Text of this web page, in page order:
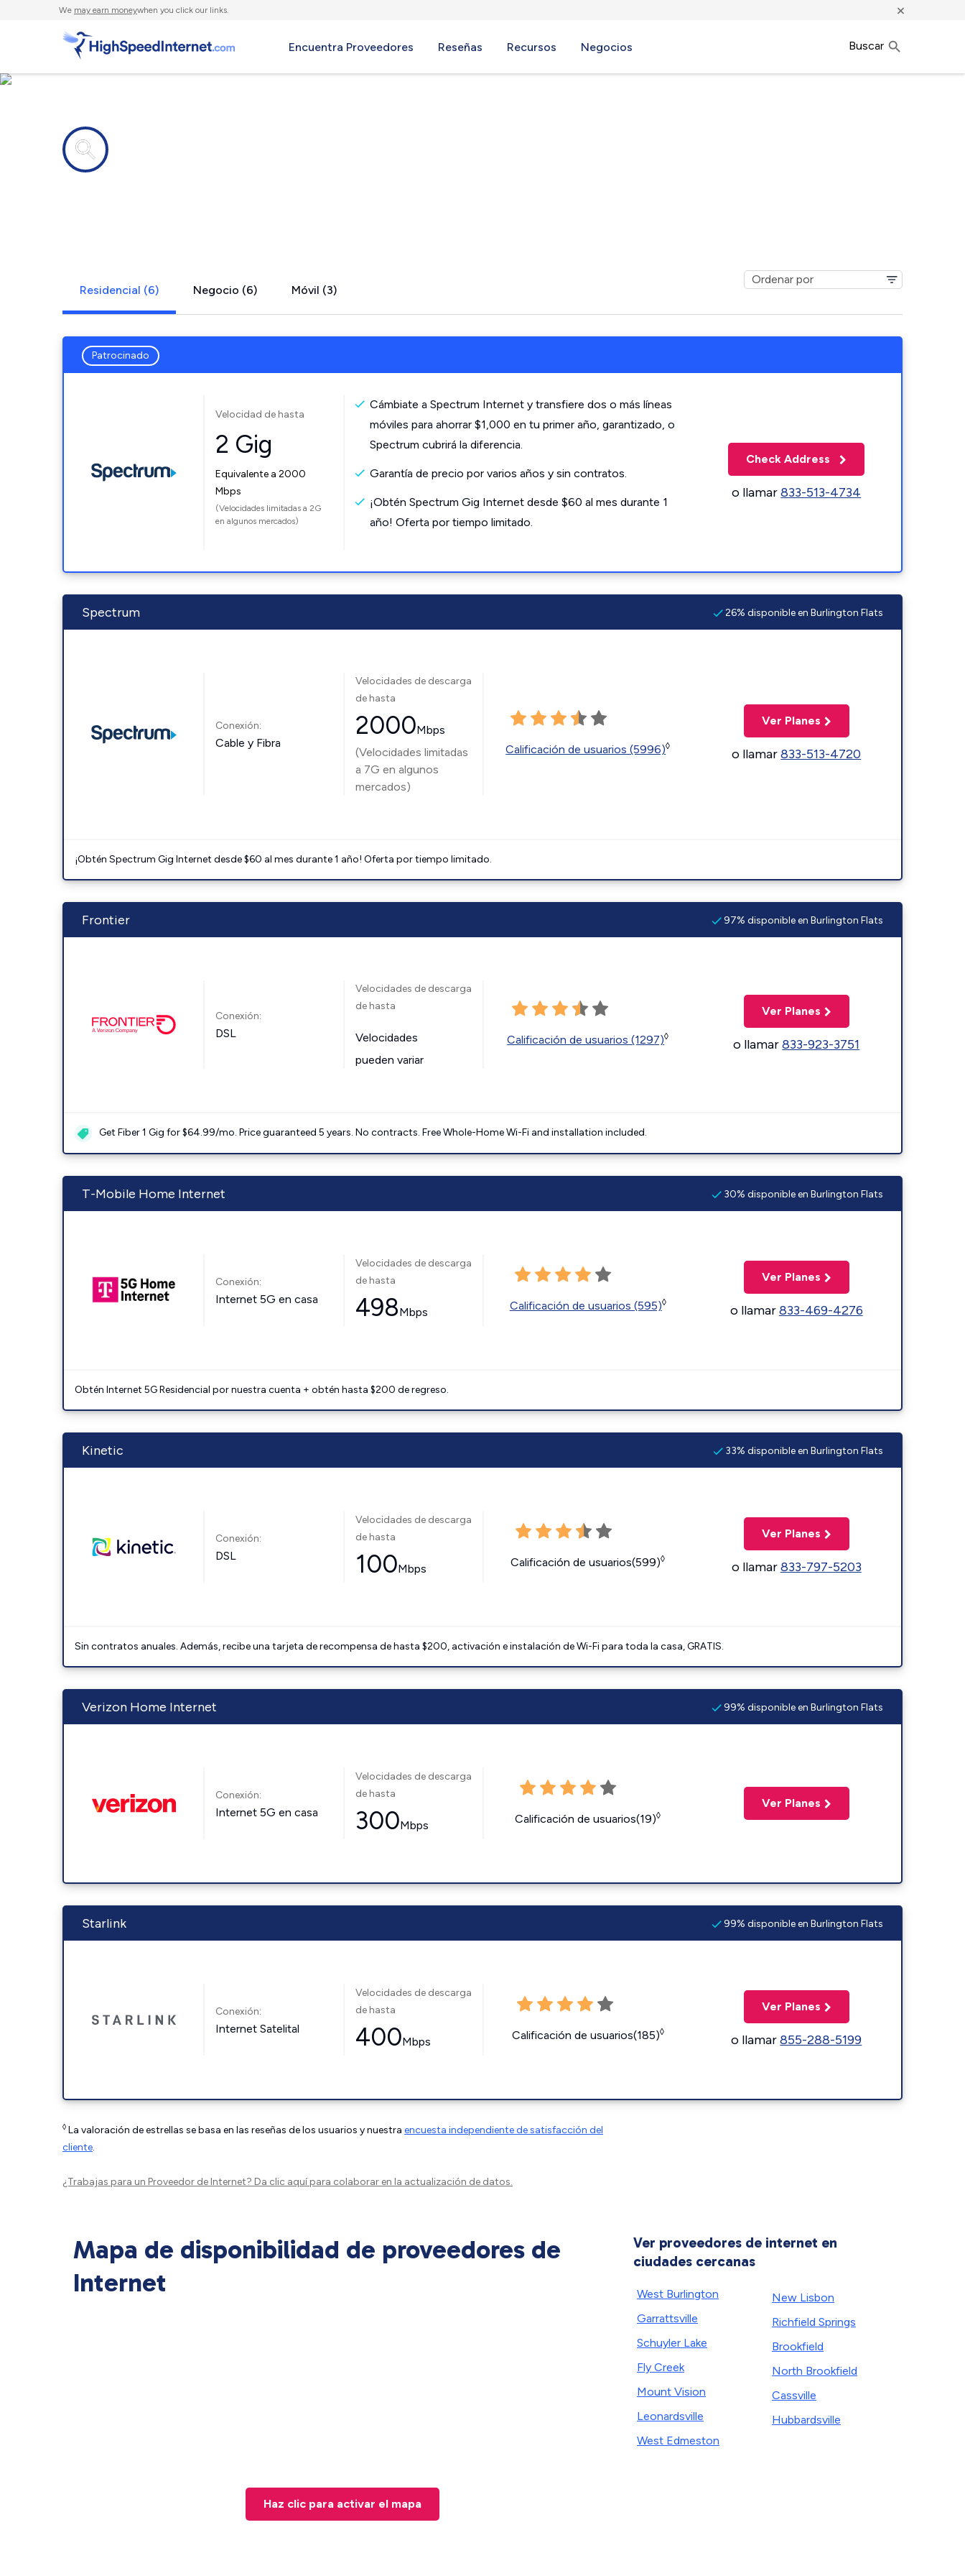
We may earn moneywhen you click our links. ×
Encuentra Proveedores Reseñas Recursos Negocios Buscar
Residencial (6) Negocio (6) Móvil (3)
Patrocinado
Velocidad de hasta
2 Gig
Equivalente a 2000
Mbps
(Velocidades limitadas a 2G
en algunos mercados)
Cámbiate a Spectrum Internet y transfiere dos o más líneas
móviles para ahorrar $1,000 en tu primer año, garantizado, o
Spectrum cubrirá la diferencia.
Garantía de precio por varios años y sin contratos.
¡Obtén Spectrum Gig Internet desde $60 al mes durante 1
año! Oferta por tiempo limitado.
Check Address
o llamar833-513-4734
Spectrum 26% disponible en Burlington Flats
Conexión:
Cable y Fibra
Velocidades de descarga
de hasta
2000Mbps
(Velocidades limitadas
a 7G en algunos
mercados)
Calificación de usuarios (5996)◊
Ver Planes
o llamar833-513-4720
¡Obtén Spectrum Gig Internet desde $60 al mes durante 1 año! Oferta por tiempo limitado.
Frontier 97% disponible en Burlington Flats
Conexión:
DSL
Velocidades de descarga
de hasta
Velocidades
pueden variar
Calificación de usuarios (1297)◊
Ver Planes
o llamar833-923-3751
Get Fiber 1 Gig for $64.99/mo. Price guaranteed 5 years. No contracts. Free Whole-Home Wi-Fi and installation included.
T-Mobile Home Internet 30% disponible en Burlington Flats
Conexión:
Internet 5G en casa
Velocidades de descarga
de hasta
498Mbps Calificación de usuarios (595)◊
Ver Planes
o llamar833-469-4276
Obtén Internet 5G Residencial por nuestra cuenta + obtén hasta $200 de regreso.
Kinetic 33% disponible en Burlington Flats
Conexión:
DSL
Velocidades de descarga
de hasta
100Mbps Calificación de usuarios(599)◊
Ver Planes
o llamar833-797-5203
Sin contratos anuales. Además, recibe una tarjeta de recompensa de hasta $200, activación e instalación de Wi-Fi para toda la casa, GRATIS.
Verizon Home Internet 99% disponible en Burlington Flats
Conexión:
Internet 5G en casa
Velocidades de descarga
de hasta
300Mbps Calificación de usuarios(19)◊
Ver Planes
Starlink 99% disponible en Burlington Flats
Conexión:
Internet Satelital
Velocidades de descarga
de hasta
400Mbps Calificación de usuarios(185)◊
Ver Planes
o llamar855-288-5199
◊ La valoración de estrellas se basa en las reseñas de los usuarios y nuestra encuesta independiente de satisfacción del
cliente.
¿Trabajas para un Proveedor de Internet? Da clic aquípara colaborar en la actualización de datos.
Mapa de disponibilidad de proveedores de
Internet
Haz clic para activar el mapa
Ver proveedores de internet en
ciudades cercanas
West Burlington
Garrattsville
Schuyler Lake
Fly Creek
Mount Vision
Leonardsville
West Edmeston
New Lisbon
Richfield Springs
Brookfield
North Brookfield
Cassville
Hubbardsville